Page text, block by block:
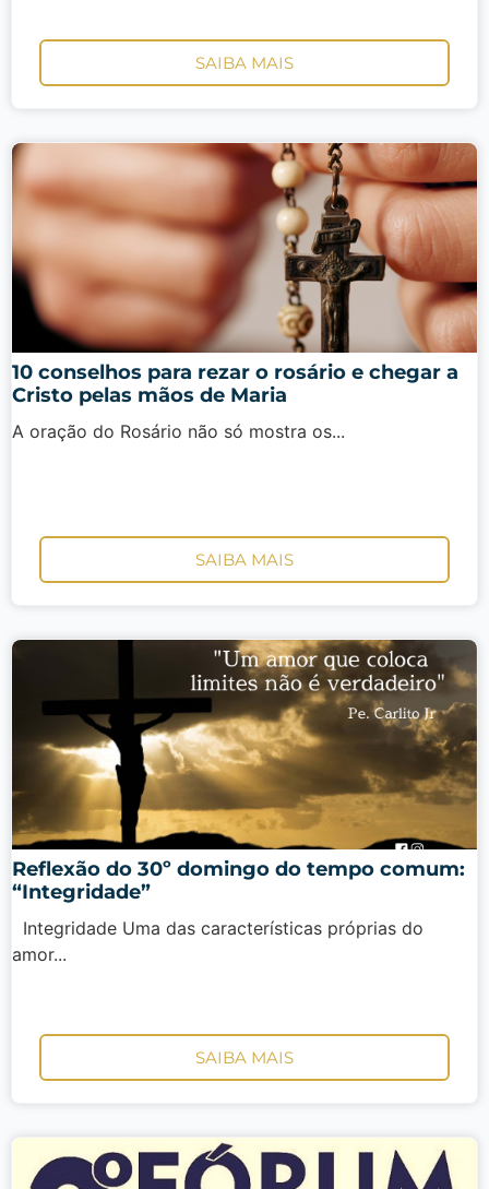
SAIBA MAIS
10 conselhos para rezar o rosário e chegar a
Cristo pelas mãos de Maria
A oração do Rosário não só mostra os...
SAIBA MAIS
Reflexão do 30º domingo do tempo comum:
“Integridade”
Integridade Uma das características próprias do
amor...
SAIBA MAIS